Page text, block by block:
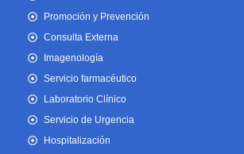
Promoción y Prevención
Consulta Externa
Imagenología
Servicio farmacéutico
Laboratorio Clínico
Servicio de Urgencia
Hospitalización